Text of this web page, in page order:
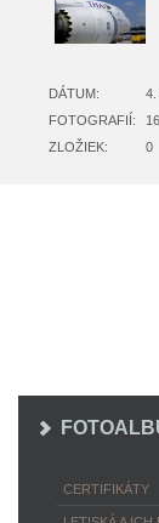
DÁTUM:
4.
FOTOGRAFIÍ:
16
ZLOŽIEK:
0
CERTIFIKÁTY